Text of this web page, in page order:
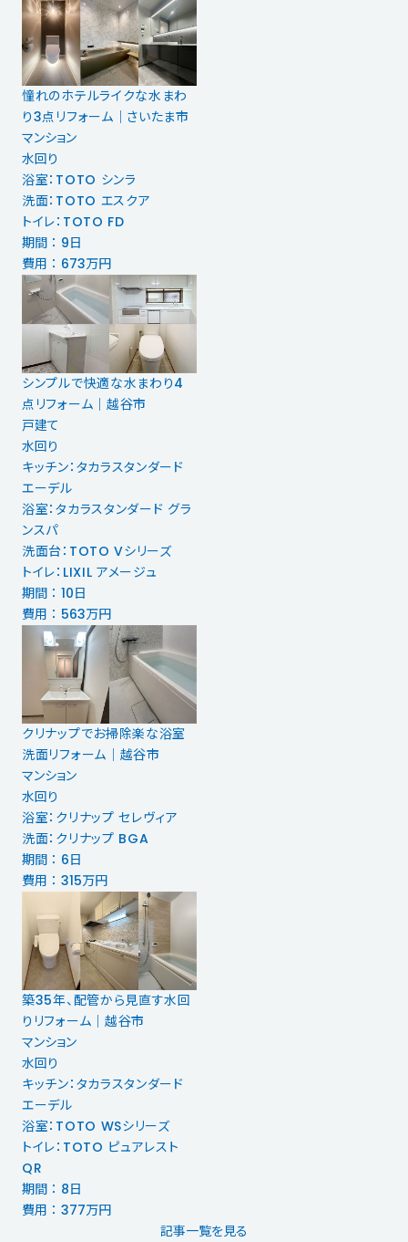
憧れのホテルライクな水まわ
り3点リフォーム｜さいたま市
マンション
水回り
浴室：TOTO シンラ
洗面：TOTO エスクア
トイレ：TOTO FD
期間 ： 9日
費用 ： 673万円
シンプルで快適な水まわり4
点リフォーム｜越谷市
戸建て
水回り
キッチン：タカラスタンダード
エーデル
浴室：タカラスタンダード グラ
ンスパ
洗面台：TOTO Vシリーズ
トイレ：LIXIL アメージュ
期間 ： 10日
費用 ： 563万円
クリナップでお掃除楽な浴室
洗面リフォーム│越谷市
マンション
水回り
浴室：クリナップ セレヴィア
洗面：クリナップ BGA
期間 ： 6日
費用 ： 315万円
築35年、配管から見直す水回
りリフォーム｜越谷市
マンション
水回り
キッチン：タカラスタンダード
エーデル
浴室：TOTO WSシリーズ
トイレ：TOTO ピュアレスト
QR
期間 ： 8日
費用 ： 377万円
記事一覧を見る